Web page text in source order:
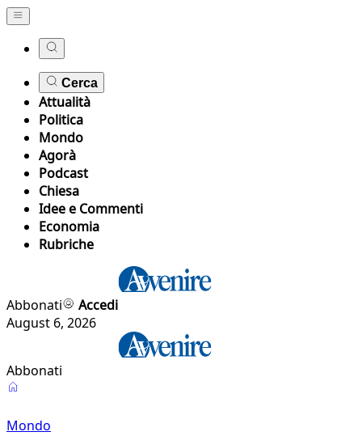
Cerca
Attualità
Politica
Mondo
Agorà
Podcast
Chiesa
Idee e Commenti
Economia
Rubriche
Abbonati
Accedi
August 6, 2026
Abbonati
Mondo